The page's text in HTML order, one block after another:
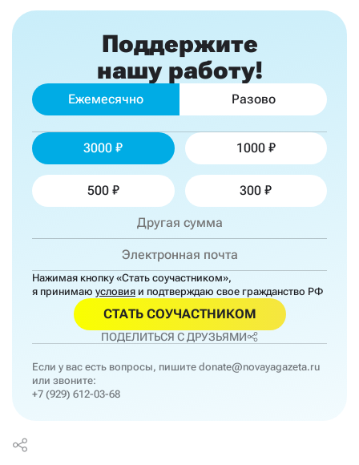
Поддержите
нашу работу!
Ежемесячно Разово
3000 1000
500 300
Нажимая кнопку «Стать соучастником»,
я принимаю условия и подтверждаю свое гражданство РФ
СТАТЬ СОУЧАСТНИКОМ
ПОДЕЛИТЬСЯ С ДРУЗЬЯМИ
Если у вас есть вопросы, пишите donate@novayagazeta.ru
или звоните:
+7 (929) 612-03-68